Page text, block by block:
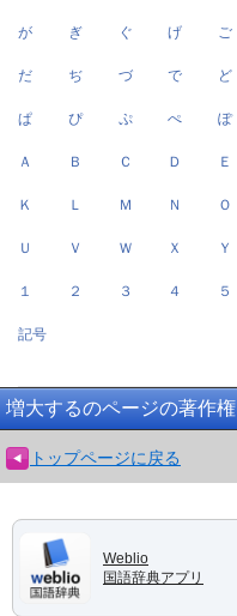
が ぎ ぐ げ ご
だ ぢ づ で ど
ぱ ぴ ぷ ぺ ぽ
Ａ Ｂ Ｃ Ｄ Ｅ
Ｋ Ｌ Ｍ Ｎ Ｏ
Ｕ Ｖ Ｗ Ｘ Ｙ
１ ２ ３ ４ ５
記号
増大するのページの著作権
トップページに戻る
Weblio
国語辞典アプリ